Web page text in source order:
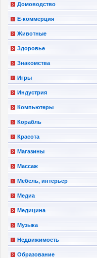
Домоводство
Е-коммерция
Животные
Здоровье
Знакомства
Игры
Индустрия
Компьютеры
Корабль
Красота
Магазины
Массаж
Мебель, интерьер
Медиа
Медицина
Музыка
Недвижимость
Образование